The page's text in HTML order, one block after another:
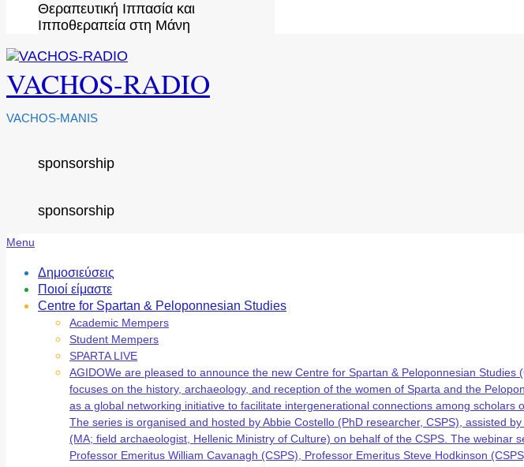
Θεραπευτική Ιππασία και
Ιπποθεραπεία στη Μάνη
VACHOS-RADIO
VACHOS-MANIS
sponsorship
sponsorship
Secondary
Menu
Menu
Δημοσιεύσεις
Ποιοί είμαστε
Centre for Spartan & Peloponnesian Studies
Academic Mempers
Student Mempers
SPARTA LIVE
AGIDOWe are pleased to announce the new Centre for Spartan & Peloponnesian
focuses on the history, archaeology, and reception of the women of Sparta and the
as a global networking initiative to facilitate intergenerational connections among
The series is organised and hosted by Abbie Costello (PhD researcher, CSPS), assisted
(MA; field archaeologist, Hellenic Ministry of Culture) on behalf of the CSPS. The
Professor Emeritus William Cavanagh (CSPS), Professor Emeritus Steve Hodkinson